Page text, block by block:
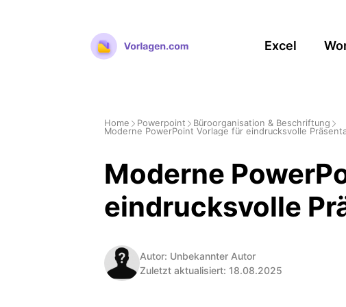
Excel
Home Powerpoint
Büroorganisation & Beschriftung
Moderne PowerPoint Vorlage für eindrucksvolle
Moderne
eindrucksvolle
Autor: Unbekannter Autor
Zuletzt aktualisiert: 18.08.2025